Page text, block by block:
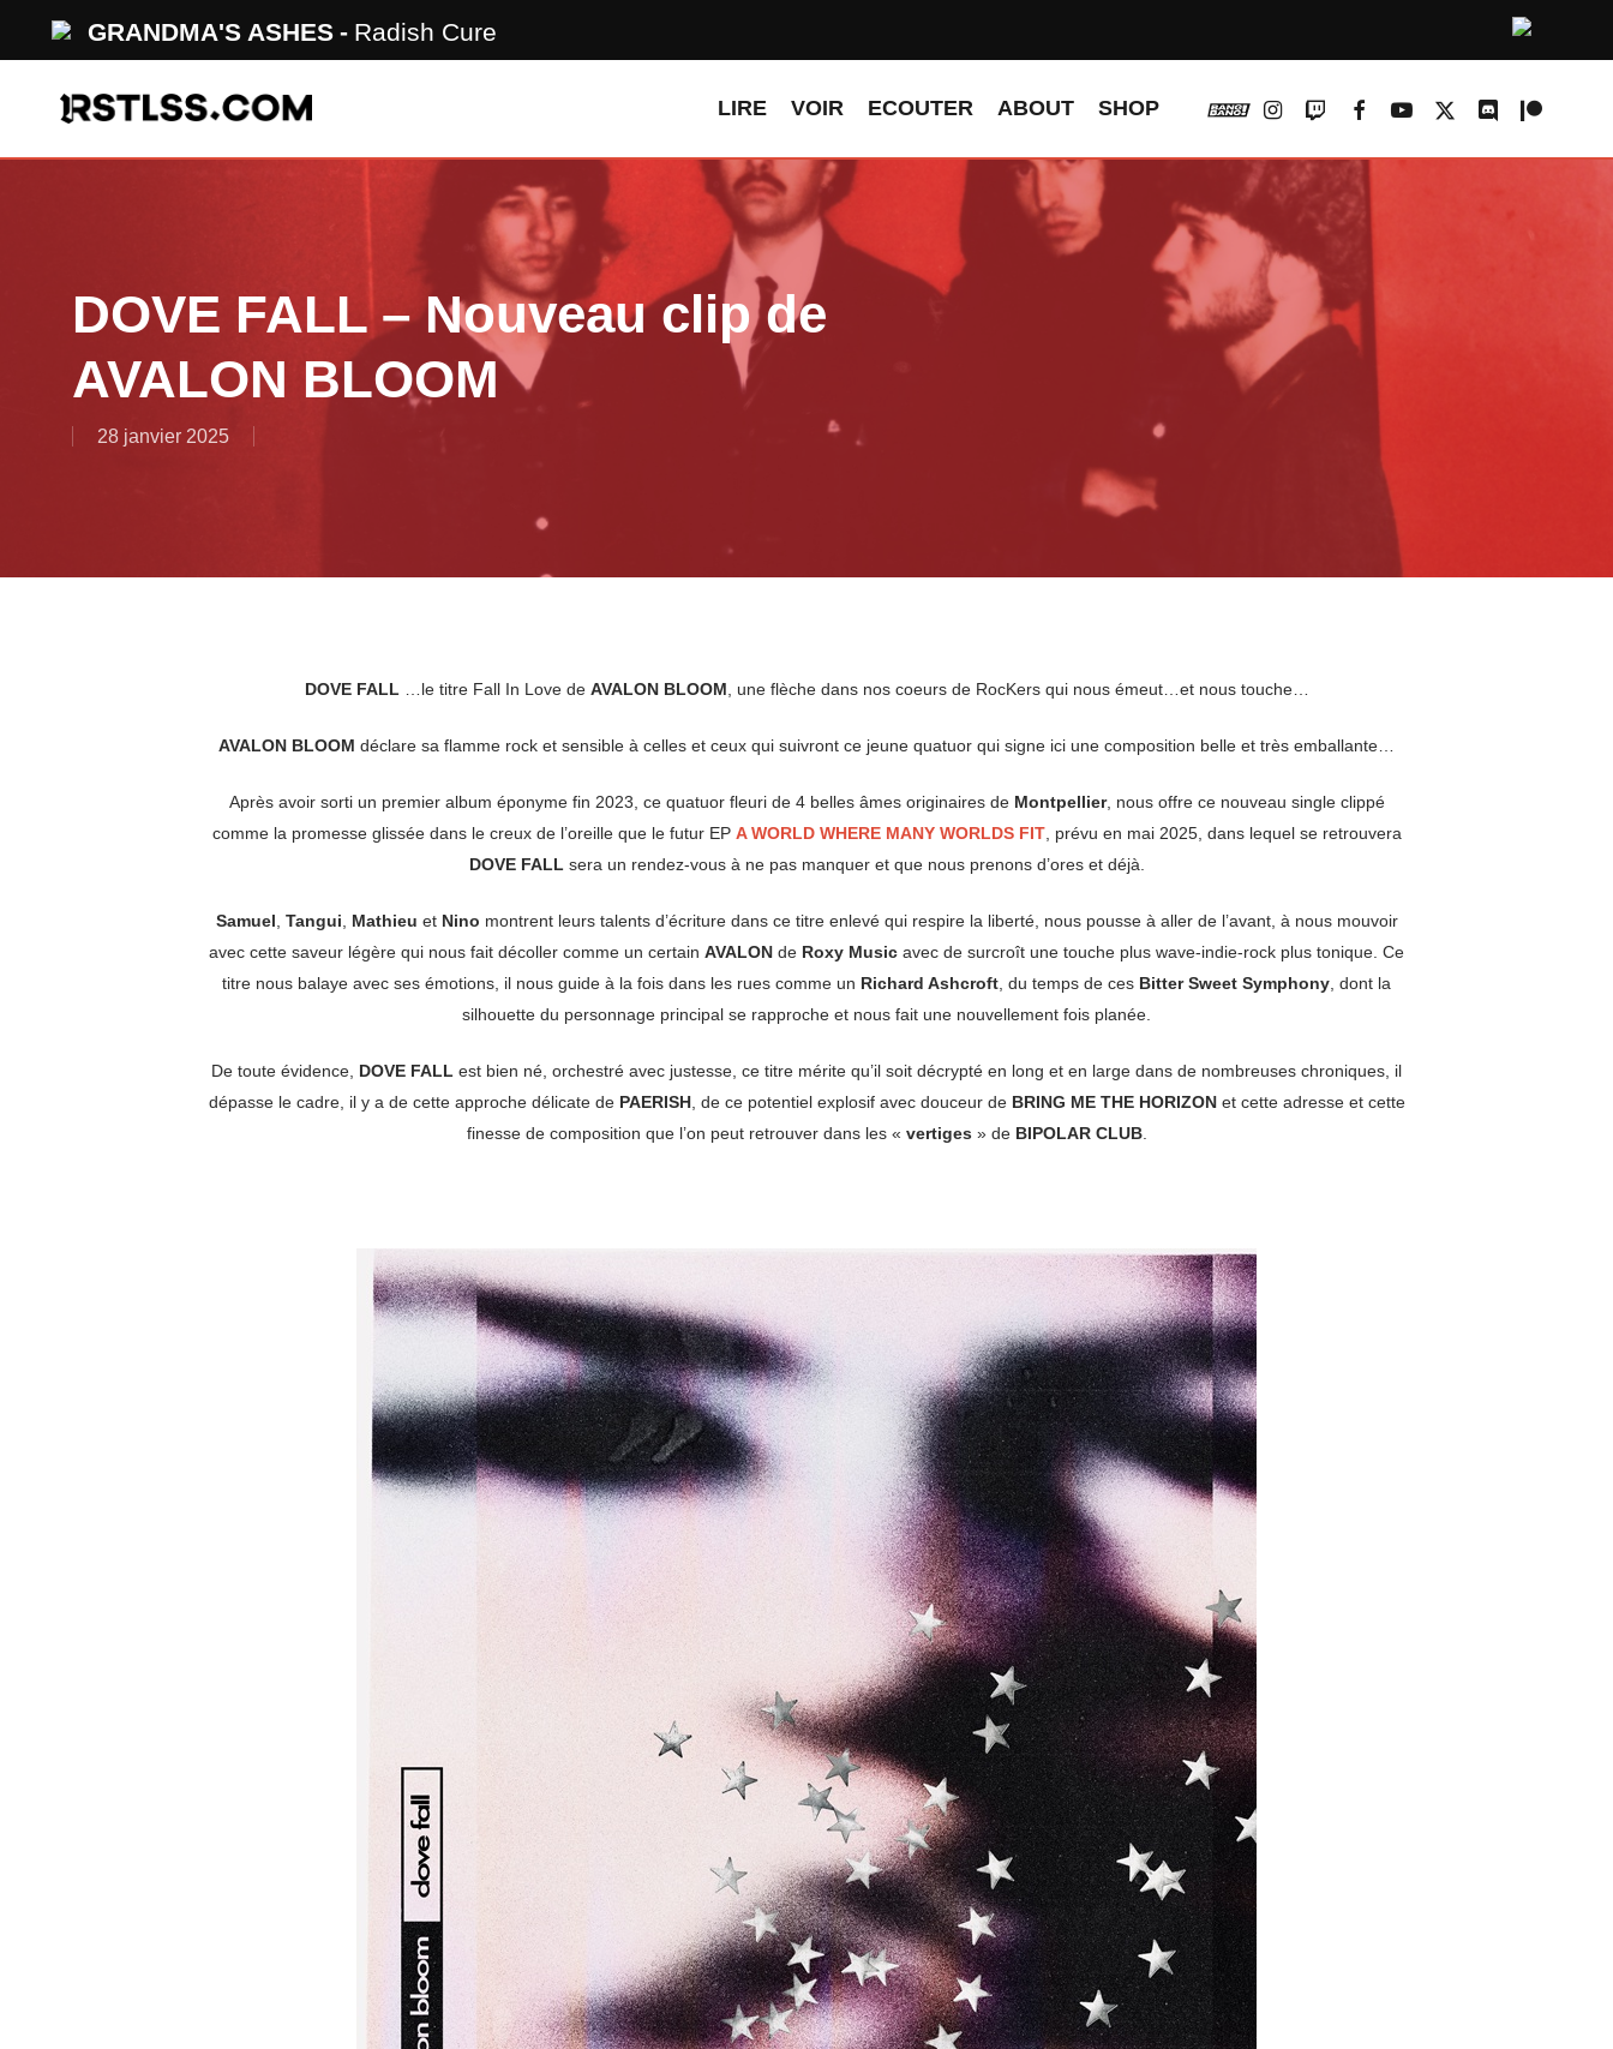
GRANDMA'S ASHES Radish Cure
LIRE VOIR ECOUTER ABOUT SHOP vk instagram
twitchfacebookyoutube
x-
discordpatreon
DOVE FALL – Nouveau clip de
AVALON BLOOM
28 janvier 2025
DOVE FALL …le titre Fall In Love de AVALON BLOOM , une flèche dans nos coeurs de RocKers qui nous émeut…et nous touche…
AVALON BLOOM déclare sa flamme rock et sensible à celles et ceux qui suivront ce jeune quatuor qui signe ici une composition belle et très emballante…
Après avoir sorti un premier album éponyme fin 2023, ce quatuor fleuri de 4 belles âmes originaires de Montpellier, nous offre ce nouveau single clippé
comme la promesse glissée dans le creux de l’oreille que le futur EP A WORLD WHERE MANY WORLDS FIT, prévu en mai 2025, dans lequel se retrouvera
DOVE FALL sera un rendez-vous à ne pas manquer et que nous prenons d’ores et déjà.
Samuel Tangui Mathieu et Nino montrent leurs talents d’écriture dans ce titre enlevé qui respire la liberté, nous pousse à aller de l’avant, à nous mouvoir
avec cette saveur légère qui nous fait décoller comme un certain AVALON de Roxy Music avec de surcroît une touche plus wave-indie-rock plus tonique. Ce
titre nous balaye avec ses émotions, il nous guide à la fois dans les rues comme un Richard Ashcroft , du temps de ces Bitter Sweet Symphony , dont la
silhouette du personnage principal se rapproche et nous fait une nouvellement fois planée.
De toute évidence, DOVE FALL est bien né, orchestré avec justesse, ce titre mérite qu’il soit décrypté en long et en large dans de nombreuses chroniques, il
dépasse le cadre, il y a de cette approche délicate de PAERISH, de ce potentiel explosif avec douceur de BRING ME THE HORIZONet cette adresse et cette
finesse de composition que l’on peut retrouver dans les « vertiges » de BIPOLAR CLUB.